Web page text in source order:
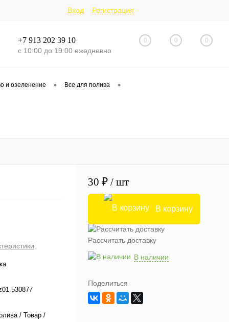
Вход Регистрация
+7 913 202 39 10
с 10:00 до 19:00 ежедневно
0 0 0
и озеленение • Все для полива •
530877
/ Товар /
30 ₽ / шт
В корзину
Рассчитать доставку
В наличии
Поделиться